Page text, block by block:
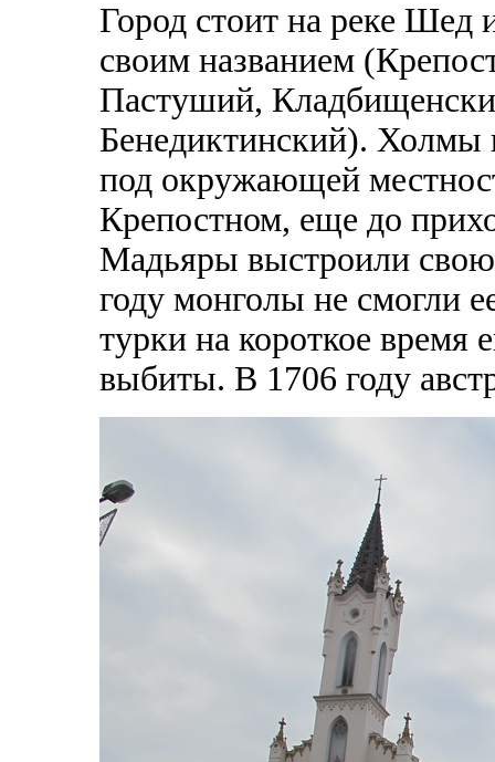
Город стоит на реке Шед
своим названием
Пастуший,
Бенедиктинский). Холмы
под окружающей
Крепостном, еще до
Мадьяры выстроили
году монголы не смогли
турки на короткое время
выбиты. В 1706 году